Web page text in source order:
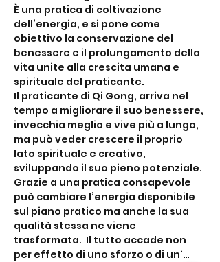
È una pratica di coltivazione
dell’energia, e si pone come
obiettivo la conservazione del
benessere e il prolungamento della
vita unite alla crescita umana e
spirituale del praticante.
Il praticante di Qi Gong, arriva nel
tempo a migliorare il suo benessere,
invecchia meglio e vive più a lungo,
ma può veder crescere il proprio
lato spirituale e creativo,
sviluppando il suo pieno potenziale.
Grazie a una pratica consapevole
può cambiare l’energia disponibile
sul piano pratico ma anche la sua
qualità stessa ne viene
trasformata.  Il tutto accade non
per effetto di uno sforzo o di un‘…